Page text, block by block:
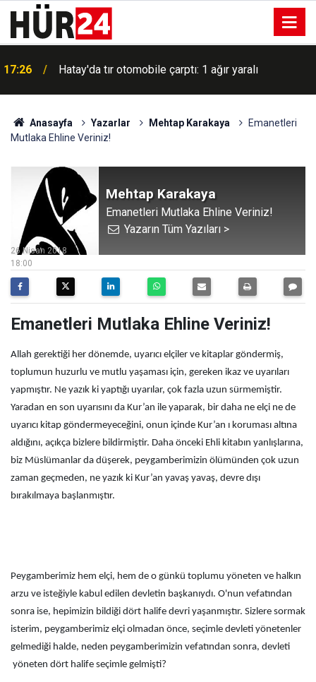
17:26 Hatay'da tır otomobile çarptı: 1 ağır yaralı
17:12
saldırılarını sürdürüyor
Anasayfa Yazarlar Mehtap Karakaya
Emanetleri
Mutlaka Ehline Veriniz!
Mehtap Karakaya
Emanetleri Mutlaka Ehline Veriniz!
Yazarın Tüm Yazıları >
18:00
26 Nisan 2018
Emanetleri Mutlaka Ehline Veriniz!
Allah gerektiği her dönemde, uyarıcı elçiler ve kitaplar göndermiş,
toplumun huzurlu ve mutlu yaşaması için, gereken ikaz ve uyarıları
yapmıştır. Ne yazık ki yaptığı uyarılar, çok fazla uzun sürmemiştir.
Yaradan en son uyarısını da Kur’an ile yaparak, bir daha ne elçi ne de
uyarıcı kitap göndermeyeceğini, onun içinde Kur’an ı koruması altına
aldığını, açıkça bizlere bildirmiştir. Daha önceki Ehli kitabın yanlışlarına,
biz Müslümanlar da düşerek, peygamberimizin ölümünden çok uzun
zaman geçmeden, ne yazık ki Kur’an yavaş yavaş, devre dışı
bırakılmaya başlanmıştır.
Peygamberimiz hem elçi, hem de o günkü toplumu yöneten ve halkın
arzu ve isteğiyle kabul edilen devletin başkanıydı. O'nun vefatından
sonra ise, hepimizin bildiği dört halife devri yaşanmıştır. Sizlere sormak
isterim, peygamberimiz elçi olmadan önce, seçimle devleti yönetenler
gelmediği halde, neden peygamberimizin vefatından sonra, devleti
yöneten dört halife seçimle gelmişti?